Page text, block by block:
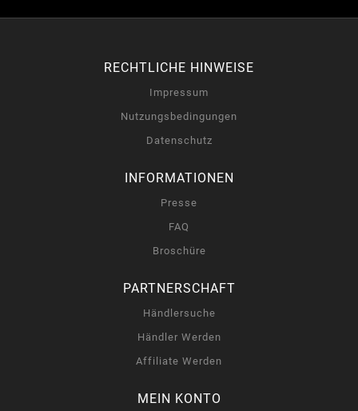
RECHTLICHE HINWEISE
Impressum
Nutzungsbedingungen
Datenschutz
INFORMATIONEN
Presse
FAQ
Broschüre
PARTNERSCHAFT
Händlersuche
Händler Werden
Affiliate Werden
MEIN KONTO